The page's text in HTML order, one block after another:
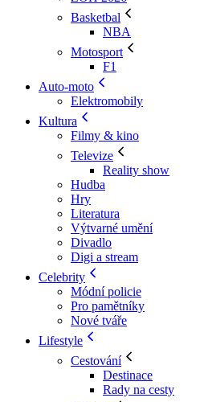
Basketbal
NBA
Motosport
F1
Auto-moto
Elektromobily
Kultura
Filmy & kino
Televize
Reality show
Hudba
Hry
Literatura
Výtvarné umění
Divadlo
Digi a stream
Celebrity
Módní policie
Pro pamětníky
Nové tváře
Lifestyle
Cestování
Destinace
Rady na cesty